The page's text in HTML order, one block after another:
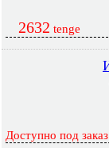
2632 tenge
Доступно под заказ